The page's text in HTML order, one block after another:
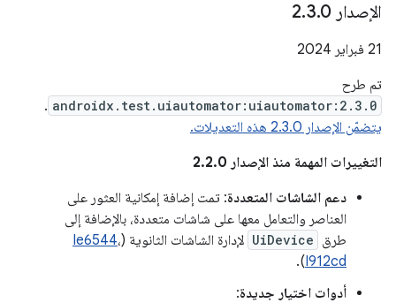
الإصدار 2 .3.0
‫21 فبراير 2024
تم طرح
androidx.test.uiautomator:uiautomator:2.3.0
.
يتضمّن الإصدار 2.3.0 هذه التعديلات.
التغييرات المهمة منذ الإصدار 2.2.0
دعم الشاشات المتعددة: تمت إضافة إمكانية العثور على
العناصر والتعامل معها على شاشات متعددة، بالإضافة إلى
طرق UiDevice لإدارة الشاشات الثانوية ( Ie6544،
I912cd
).
أدوات اختيار جديدة: